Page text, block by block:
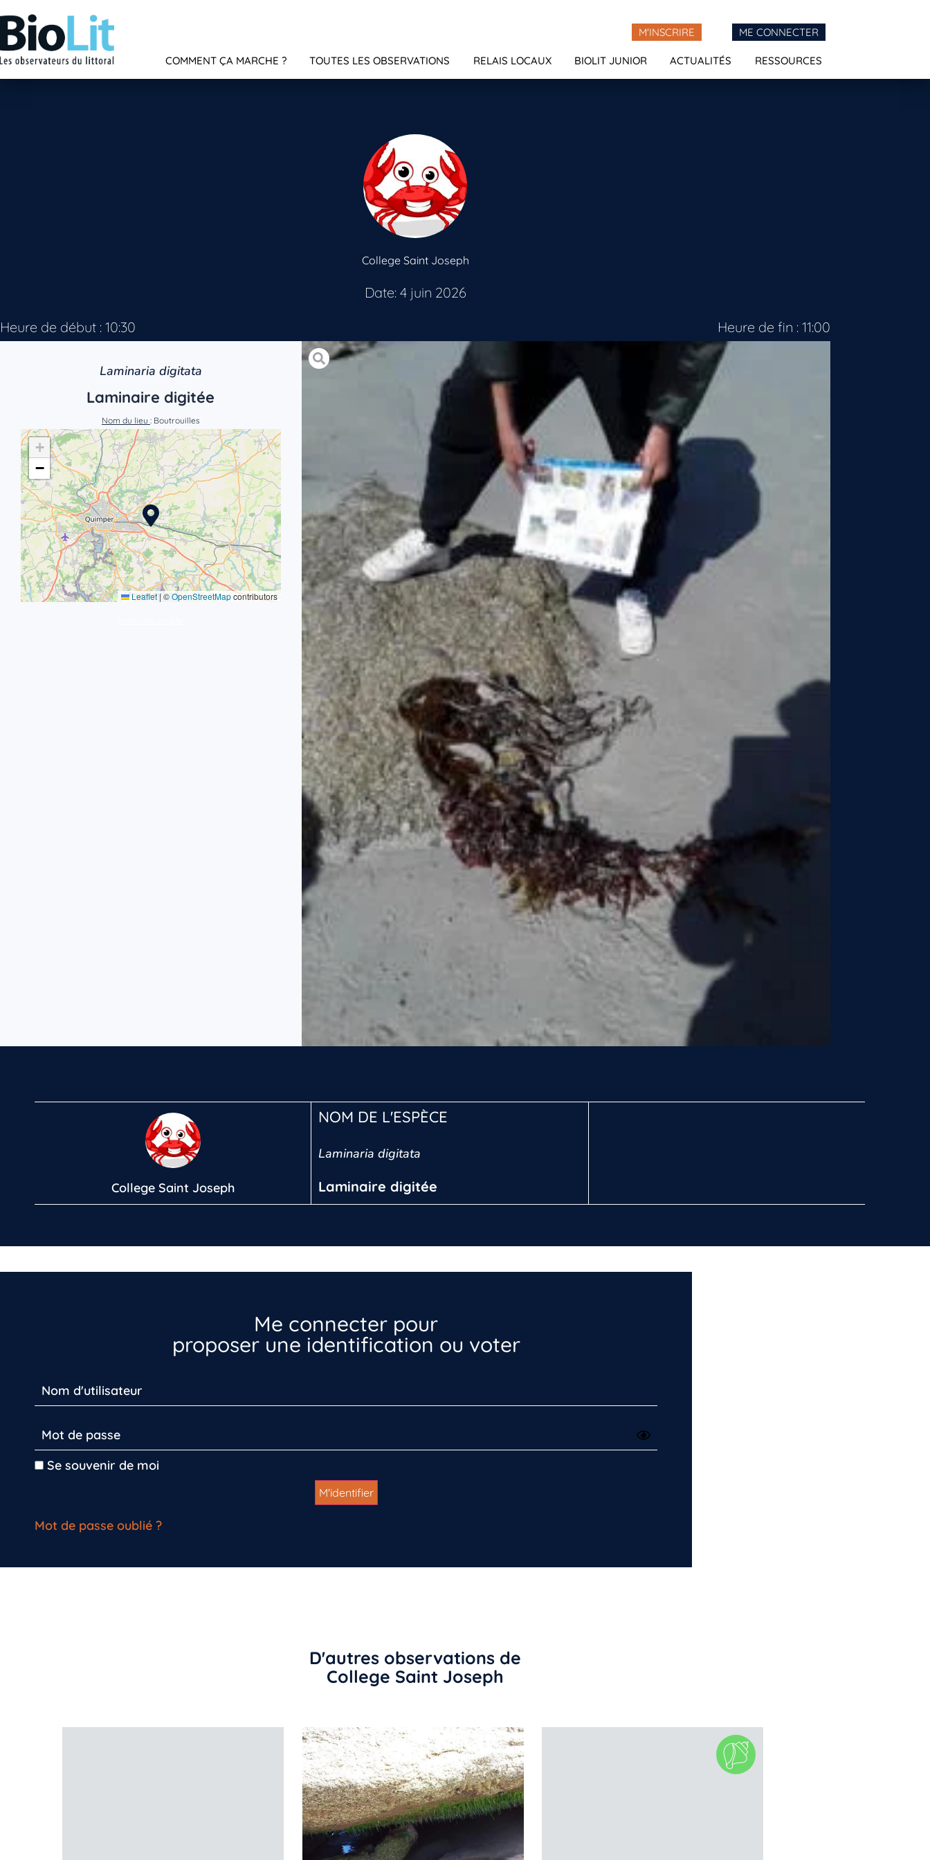
M'INSCRIRE ME CONNECTER
COMMENT ÇA MARCHE ? TOUTES LES OBSERVATIONS RELAIS LOCAUX BIOLIT JUNIOR ACTUALITÉS RESSOURCES
College Saint Joseph
Date: 4 juin 2026
Heure de début : 10:30
Heure de fin : 11:00
Laminaria digitata
Laminaire digitée
Nom du lieu : Boutrouilles
+
−
Leaflet|©OpenStreetMapcontributors
College Saint Joseph
NOM DE L'ESPÈCE
Laminaria digitata
Laminaire digitée
Me connecter pour
proposer une identification ou voter
Se souvenir de moi
Mot de passe oublié ?
D'autres observations de
College Saint Joseph